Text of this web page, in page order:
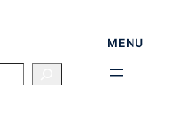
MENU